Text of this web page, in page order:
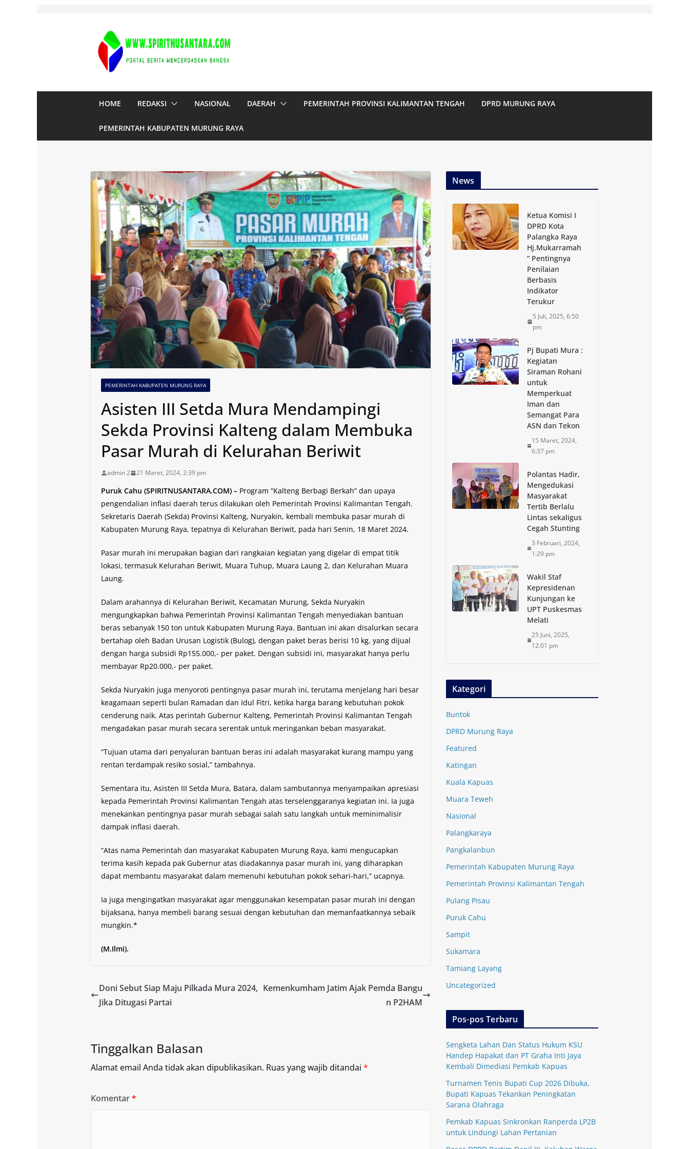
HOME REDAKSI NASIONAL DAERAH PEMERINTAH PROVINSI KALIMANTAN TENGAH DPRD MURUNG RAYA
PEMERINTAH KABUPATEN MURUNG RAYA
PEMERINTAH KABUPATEN MURUNG RAYA
Asisten III Setda Mura Mendampingi
Sekda Provinsi Kalteng dalam Membuka
Pasar Murah di Kelurahan Beriwit
admin 2 21 Maret, 2024, 2:39 pm
Puruk Cahu (SPIRITNUSANTARA.COM) – Program “Kalteng Berbagi Berkah” dan upaya
pengendalian inflasi daerah terus dilakukan oleh Pemerintah Provinsi Kalimantan Tengah.
Sekretaris Daerah (Sekda) Provinsi Kalteng, Nuryakin, kembali membuka pasar murah di
Kabupaten Murung Raya, tepatnya di Kelurahan Beriwit, pada hari Senin, 18 Maret 2024.
Pasar murah ini merupakan bagian dari rangkaian kegiatan yang digelar di empat titik
lokasi, termasuk Kelurahan Beriwit, Muara Tuhup, Muara Laung 2, dan Kelurahan Muara
Laung.
Dalam arahannya di Kelurahan Beriwit, Kecamatan Murung, Sekda Nuryakin
mengungkapkan bahwa Pemerintah Provinsi Kalimantan Tengah menyediakan bantuan
beras sebanyak 150 ton untuk Kabupaten Murung Raya. Bantuan ini akan disalurkan secara
bertahap oleh Badan Urusan Logistik (Bulog), dengan paket beras berisi 10 kg, yang dijual
dengan harga subsidi Rp155.000,- per paket. Dengan subsidi ini, masyarakat hanya perlu
membayar Rp20.000,- per paket.
Sekda Nuryakin juga menyoroti pentingnya pasar murah ini, terutama menjelang hari besar
keagamaan seperti bulan Ramadan dan Idul Fitri, ketika harga barang kebutuhan pokok
cenderung naik. Atas perintah Gubernur Kalteng, Pemerintah Provinsi Kalimantan Tengah
mengadakan pasar murah secara serentak untuk meringankan beban masyarakat.
“Tujuan utama dari penyaluran bantuan beras ini adalah masyarakat kurang mampu yang
rentan terdampak resiko sosial,” tambahnya.
Sementara itu, Asisten III Setda Mura, Batara, dalam sambutannya menyampaikan apresiasi
kepada Pemerintah Provinsi Kalimantan Tengah atas terselenggaranya kegiatan ini. Ia juga
menekankan pentingnya pasar murah sebagai salah satu langkah untuk meminimalisir
dampak inflasi daerah.
“Atas nama Pemerintah dan masyarakat Kabupaten Murung Raya, kami mengucapkan
terima kasih kepada pak Gubernur atas diadakannya pasar murah ini, yang diharapkan
dapat membantu masyarakat dalam memenuhi kebutuhan pokok sehari-hari,” ucapnya.
Ia juga mengingatkan masyarakat agar menggunakan kesempatan pasar murah ini dengan
bijaksana, hanya membeli barang sesuai dengan kebutuhan dan memanfaatkannya sebaik
mungkin.*
(M.Ilmi).
Doni Sebut Siap Maju Pilkada Mura 2024,
Jika Ditugasi Partai
Kemenkumham Jatim Ajak Pemda Bangu
n P2HAM
Tinggalkan Balasan
Alamat email Anda tidak akan dipublikasikan. Ruas yang wajib ditandai *
Komentar*
News
Ketua Komisi I
DPRD Kota
Palangka Raya
Hj.Mukarramah
” Pentingnya
Penilaian
Berbasis
Indikator
Terukur
5 Juli, 2025, 6:50
pm
Pj Bupati Mura :
Kegiatan
Siraman Rohani
untuk
Memperkuat
Iman dan
Semangat Para
ASN dan Tekon
15 Maret, 2024,
6:37 pm
Polantas Hadir,
Mengedukasi
Masyarakat
Tertib Berlalu
Lintas sekaligus
Cegah Stunting
3 Februari, 2024,
1:29 pm
Wakil Staf
Kepresidenan
Kunjungan ke
UPT Puskesmas
Melati
25 Juni, 2025,
12:01 pm
Kategori
Buntok
DPRD Murung Raya
Featured
Katingan
Kuala Kapuas
Muara Teweh
Nasional
Palangkaraya
Pangkalanbun
Pemerintah Kabupaten Murung Raya
Pemerintah Provinsi Kalimantan Tengah
Pulang Pisau
Puruk Cahu
Sampit
Sukamara
Tamiang Layang
Uncategorized
Pos-pos Terbaru
Sengketa Lahan Dan Status Hukum KSU
Handep Hapakat dan PT Graha Inti Jaya
Kembali Dimediasi Pemkab Kapuas
Turnamen Tenis Bupati Cup 2026 Dibuka,
Bupati Kapuas Tekankan Peningkatan
Sarana Olahraga
Pemkab Kapuas Sinkronkan Ranperda LP2B
untuk Lindungi Lahan Pertanian